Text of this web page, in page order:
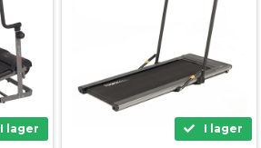
I lager I lager